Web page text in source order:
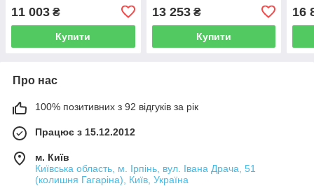
11 003 ₴
Купити
13 253₴
Купити
16
Про нас
100% позитивних з 92 відгуків за рік
Працює з 15.12.2012
м. Київ
Київська область, м. Ірпінь, вул. Івана Драча, 51
(колишня Гагаріна), Київ, Україна